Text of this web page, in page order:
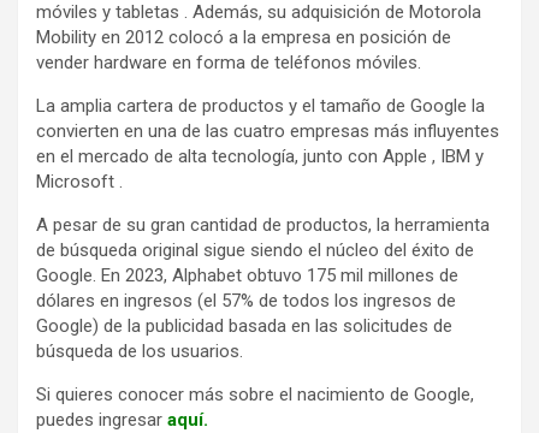
móviles y tabletas . Además, su adquisición de Motorola
Mobility en 2012 colocó a la empresa en posición de
vender hardware en forma de teléfonos móviles.
La amplia cartera de productos y el tamaño de Google la
convierten en una de las cuatro empresas más influyentes
en el mercado de alta tecnología, junto con Apple , IBM y
Microsoft .
A pesar de su gran cantidad de productos, la herramienta
de búsqueda original sigue siendo el núcleo del éxito de
Google. En 2023, Alphabet obtuvo 175 mil millones de
dólares en ingresos (el 57% de todos los ingresos de
Google) de la publicidad basada en las solicitudes de
búsqueda de los usuarios.
Si quieres conocer más sobre el nacimiento de Google,
puedes ingresar aquí.